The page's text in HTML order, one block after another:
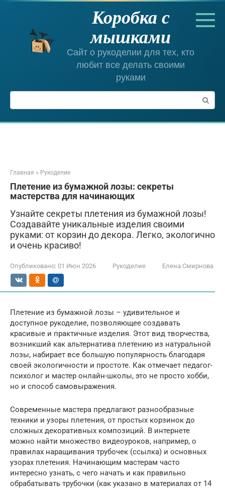
Перейти
Коробка с
мышками
Сайт о рукоделии для тех, кто
любит все делать своими
руками
Поиск:
Главная » Рукоделие
Плетение из бумажной лозы: секреты
мастерства для начинающих
Узнайте секреты плетения из бумажной лозы!
Создавайте уникальные изделия своими
руками: от корзин до декора. Легко, экологично
и очень красиво!
Опубликовано: 01 Июн 2026 Рукоделие Елена Смирнова
Плетение из бумажной лозы – удивительное и
доступное рукоделие, позволяющее создавать
красивые и практичные изделия. Этот вид творчества,
возникший как альтернатива плетению из натуральной
лозы, набирает все большую популярность благодаря
своей экологичности и простоте. Как отмечает педагог-
психолог и мастер онлайн-школы, это не просто хобби,
но и способ самовыражения.
Современные мастера предлагают разнообразные
техники и узоры плетения, от простых корзинок до
сложных декоративных композиций. В интернете
можно найти множество видеоуроков, например, о
правилах наращивания трубочек (ссылка) и основных
узорах плетения. Начинающим мастерам часто
интересно узнать, с чего начать и как правильно
обрабатывать трубочки (как указано в материалах от 14